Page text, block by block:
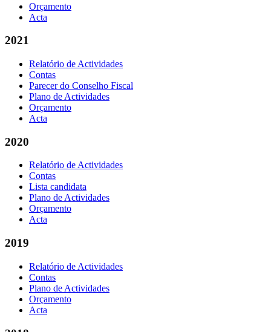
Orçamento
Acta
2021
Relatório de Actividades
Contas
Parecer do Conselho Fiscal
Plano de Actividades
Orçamento
Acta
2020
Relatório de Actividades
Contas
Lista candidata
Plano de Actividades
Orçamento
Acta
2019
Relatório de Actividades
Contas
Plano de Actividades
Orçamento
Acta